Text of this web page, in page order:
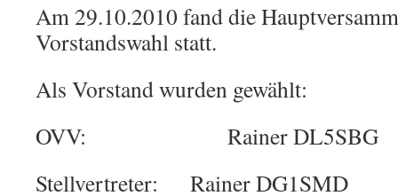
Am 29.10.2010 fand die
Vorstandswahl statt.
Als Vorstand wurden gewählt:
OVV: Rainer DL5SBG
Stellvertreter: Rainer DG1SMD